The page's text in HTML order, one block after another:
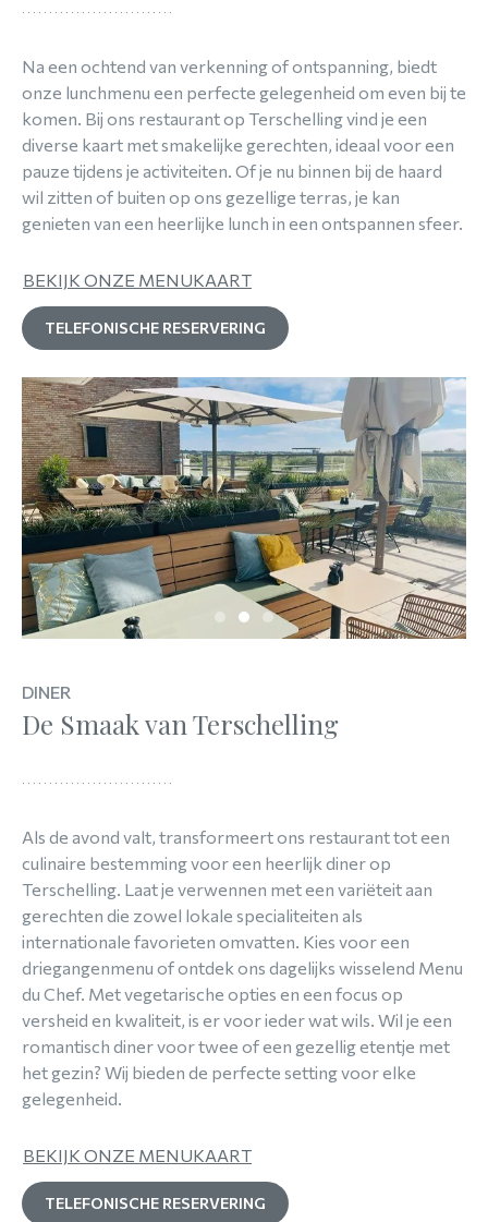
Na een ochtend van verkenning of ontspanning, biedt
onze lunchmenu een perfecte gelegenheid om even bij te
komen. Bij ons restaurant op Terschelling vind je een
diverse kaart met smakelijke gerechten, ideaal voor een
pauze tijdens je activiteiten. Of je nu binnen bij de haard
wil zitten of buiten op ons gezellige terras, je kan
genieten van een heerlijke lunch in een ontspannen sfeer.
BEKIJK ONZE MENUKAART
TELEFONISCHE RESERVERING
DINER
De Smaak van Terschelling
Als de avond valt, transformeert ons restaurant tot een
culinaire bestemming voor een heerlijk diner op
Terschelling. Laat je verwennen met een variëteit aan
gerechten die zowel lokale specialiteiten als
internationale favorieten omvatten. Kies voor een
driegangenmenu of ontdek ons dagelijks wisselend Menu
du Chef. Met vegetarische opties en een focus op
versheid en kwaliteit, is er voor ieder wat wils. Wil je een
romantisch diner voor twee of een gezellig etentje met
het gezin? Wij bieden de perfecte setting voor elke
gelegenheid.
BEKIJK ONZE MENUKAART
TELEFONISCHE RESERVERING